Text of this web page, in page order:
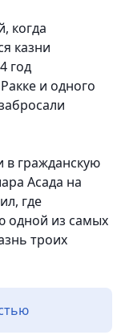
когда
казни
год
и одного
в гражданскую
Асада на
где
одной из самых
троих